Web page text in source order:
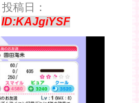
投稿日：
ID:KAJgiYSF